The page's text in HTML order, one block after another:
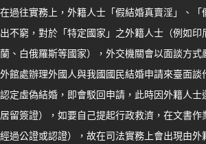
在過往實務上，外籍人士「假結婚真賣淫」、
出不窮，對於「特定國家」之外籍人士（例如
蘭、白俄羅斯等國家），外交機關會以面談方
外館處辦理外國人與我國國民結婚申請來臺面
認定虛偽結婚，即會駁回申請，此時因外籍人
居留簽證），如要自己提起行政救濟，在文書
經過公證或認證），故在司法實務上會出現由